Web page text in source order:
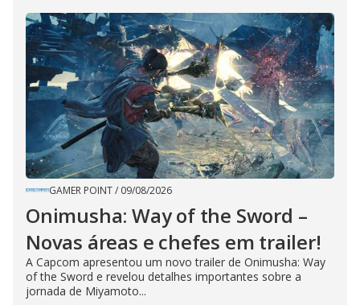
GAMER POINT/ 09/08/2026
Onimusha: Way of the Sword –
Novas áreas e chefes em trailer!
A Capcom apresentou um novo trailer de Onimusha: Way
of the Sword e revelou detalhes importantes sobre a
jornada de Miyamoto...